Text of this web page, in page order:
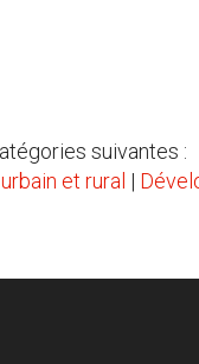
suivantes :
et rural |